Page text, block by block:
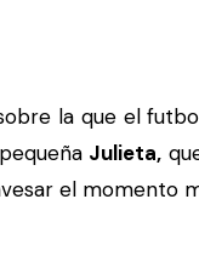
la que el
Julieta,
el momento